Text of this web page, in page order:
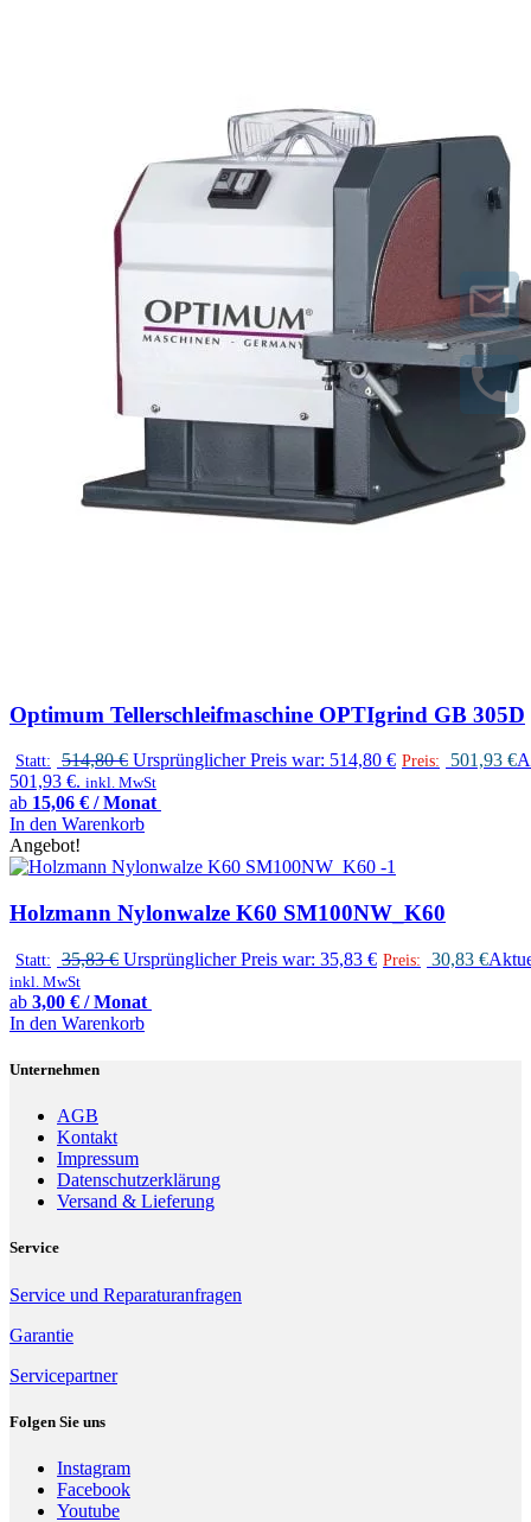
Optimum Tellerschleifmaschine OPTIgrind GB 305D
Statt: 514,80€ Ursprünglicher Preis war: 514,80 € Preis: 501,93 €
501,93 €. inkl. MwSt
ab 15,06 € / Monat
In den Warenkorb
Angebot!
Holzmann Nylonwalze K60 SM100NW_K60
Statt: 35,83€ Ursprünglicher Preis war: 35,83 € Preis: 30,83 €
inkl. MwSt
ab 3,00 € / Monat
In den Warenkorb
Unternehmen
AGB
Kontakt
Impressum
Datenschutzerklärung
Versand & Lieferung
Service
Service und Reparaturanfragen
Garantie
Servicepartner
Folgen Sie uns
Instagram
Facebook
Youtube